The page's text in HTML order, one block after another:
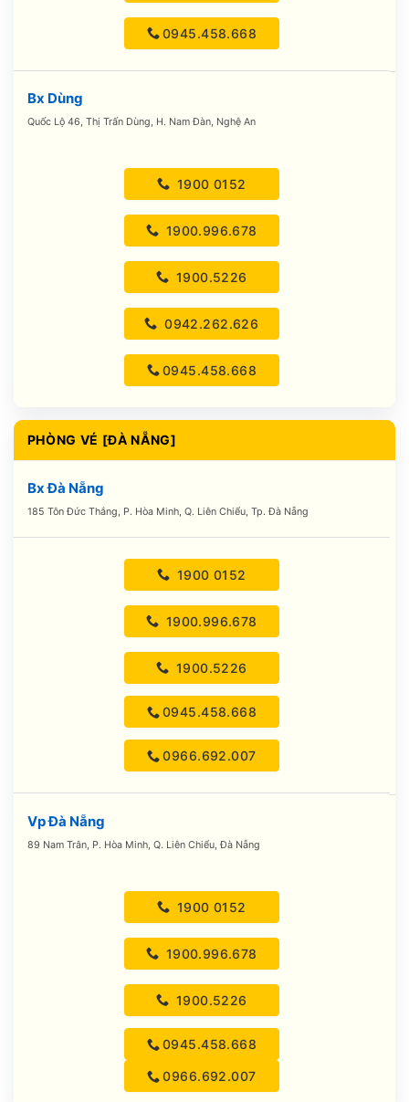
0945.458.668
Bx Dùng
Quốc Lộ 46, Thị Trấn Dùng, H. Nam Đàn, Nghệ An
1900 0152
1900.996.678
1900.5226
0942.262.626
0945.458.668
PHÒNG VÉ [ĐÀ NẴNG]
Bx Đà Nẵng
185 Tôn Đức Thắng, P. Hòa Minh, Q. Liên Chiểu, Tp. Đà Nẵng
1900 0152
1900.996.678
1900.5226
0945.458.668
0966.692.007
Vp Đà Nẵng
89 Nam Trân, P. Hòa Minh, Q. Liên Chiểu, Đà Nẵng
1900 0152
1900.996.678
1900.5226
0945.458.668
0966.692.007